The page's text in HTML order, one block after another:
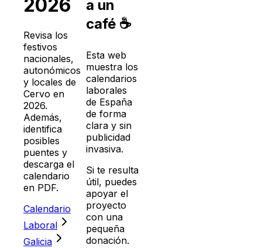
2026
Revisa los
festivos
nacionales,
autonómicos
y locales de
Cervo en
2026.
Además,
identifica
posibles
puentes y
descarga el
calendario
en PDF.
Calendario
Laboral
Galicia
a un
café ☕
Esta web
muestra los
calendarios
laborales
de España
de forma
clara y sin
publicidad
invasiva.
Si te resulta
útil, puedes
apoyar el
proyecto
con una
pequeña
donación.